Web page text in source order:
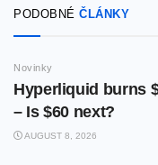
PODOBNÉ ČLÁNKY
Novinky
Hyperliquid burns
– Is $60 next?
AUGUST 8, 2026